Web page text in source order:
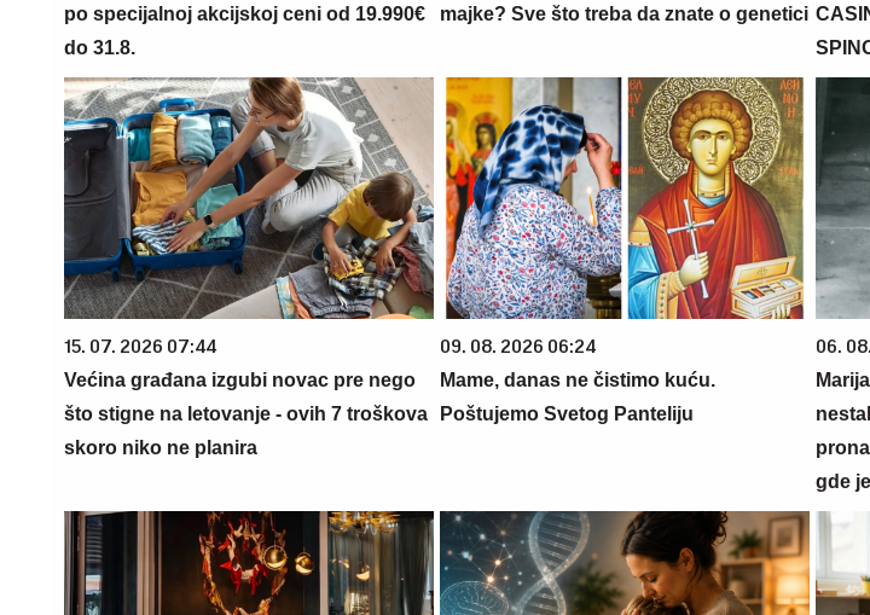
po specijalnoj akcijskoj ceni od 19.990€
do 31.8.
majke? Sve što treba da znate o genetici
15. 07. 2026 07:44
Većina građana izgubi novac pre nego
što stigne na letovanje - ovih 7 troškova
skoro niko ne planira
09. 08. 2026 06:24
Mame, danas ne čistimo kuću.
Poštujemo Svetog Panteliju
06.
gde